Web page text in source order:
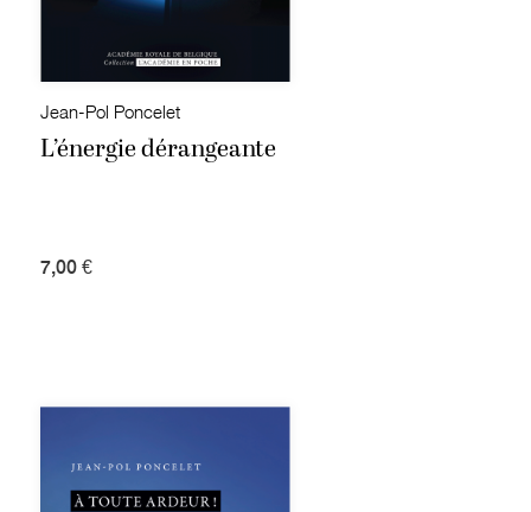
Jean-Pol Poncelet
L’énergie dérangeante
7,00 €